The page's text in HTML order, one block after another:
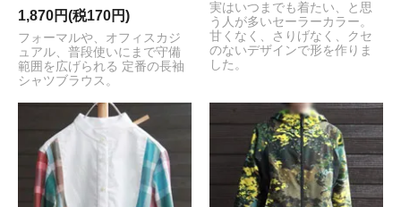
1,870円(税170円)
フォーマルや、オフィスカジ
ュアル、普段使いにまで守備
範囲を広げられる 定番の長袖
シャツブラウス。
実はいつまでも着たい、と思
う人が多いセーラーカラー。
甘くなく、さりげなく、クセ
のないデザインで形を作りま
した。